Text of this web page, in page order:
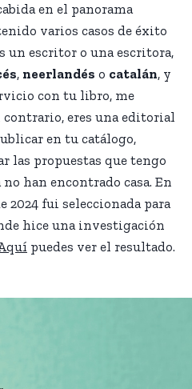
en el panorama
varios casos de éxito
un escritor o una escritora,
, neerlandés o catalán, y
con tu libro, me
contrario, eres una editorial
en tu catálogo,
las propuestas que tengo
han encontrado casa. En
2024 fui seleccionada para
hice una investigación
puedes ver el resultado.